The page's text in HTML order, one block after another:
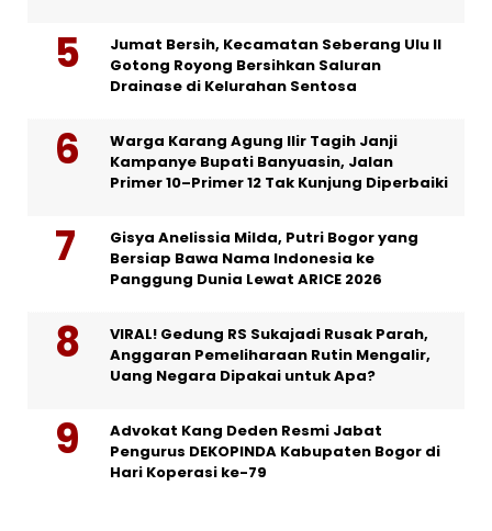
Jumat Bersih, Kecamatan Seberang Ulu II
Gotong Royong Bersihkan Saluran
Drainase di Kelurahan Sentosa
Warga Karang Agung Ilir Tagih Janji
Kampanye Bupati Banyuasin, Jalan
Primer 10–Primer 12 Tak Kunjung Diperbaiki
Gisya Anelissia Milda, Putri Bogor yang
Bersiap Bawa Nama Indonesia ke
Panggung Dunia Lewat ARICE 2026
VIRAL! Gedung RS Sukajadi Rusak Parah,
Anggaran Pemeliharaan Rutin Mengalir,
Uang Negara Dipakai untuk Apa?
Advokat Kang Deden Resmi Jabat
Pengurus DEKOPINDA Kabupaten Bogor di
Hari Koperasi ke-79